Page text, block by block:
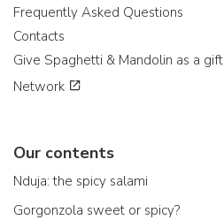
Frequently Asked Questions
Contacts
Give Spaghetti & Mandolin as a gift
Network
Our contents
Nduja: the spicy salami
Gorgonzola sweet or spicy?